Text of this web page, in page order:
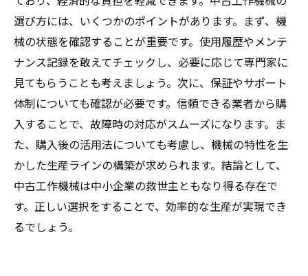
選び方には、いくつかのポイントがあります。まず、機
械の状態を確認することが重要です。使用履歴やメンテ
ナンス記録を敢えてチェックし、必要に応じて専門家に
見てもらうことも考えましょう。次に、保証やサポート
体制についても確認が必要です。信頼できる業者から購
入することで、故障時の対応がスムーズになります。ま
た、購入後の活用法についても考慮し、機械の特性を生
かした生産ラインの構築が求められます。結論として、
中古工作機械は中小企業の救世主ともなり得る存在で
す。正しい選択をすることで、効率的な生産が実現でき
るでしょう。